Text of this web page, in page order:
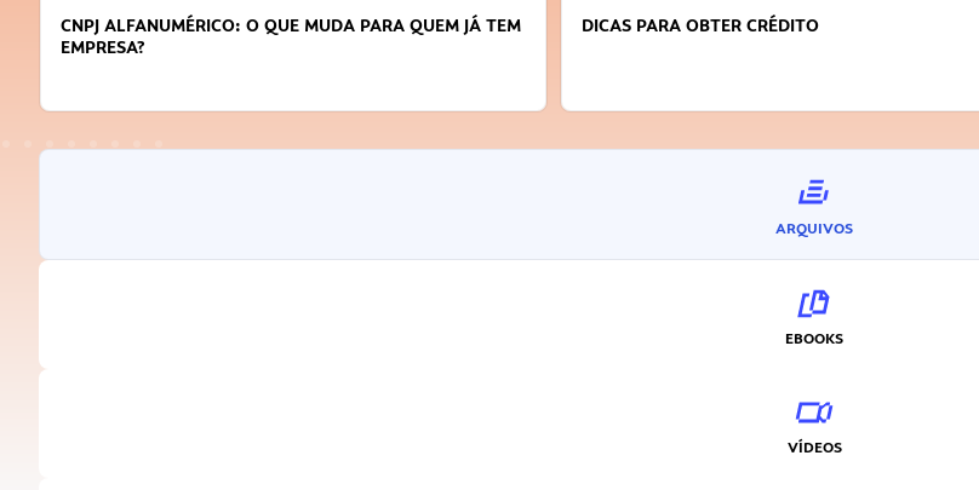
CNPJ ALFANUMÉRICO: O QUE MUDA PARA QUEM JÁ TEM
EMPRESA?
DICAS PARA OBTER CRÉDITO
ARQUIVOS
EBOOKS
VÍDEOS